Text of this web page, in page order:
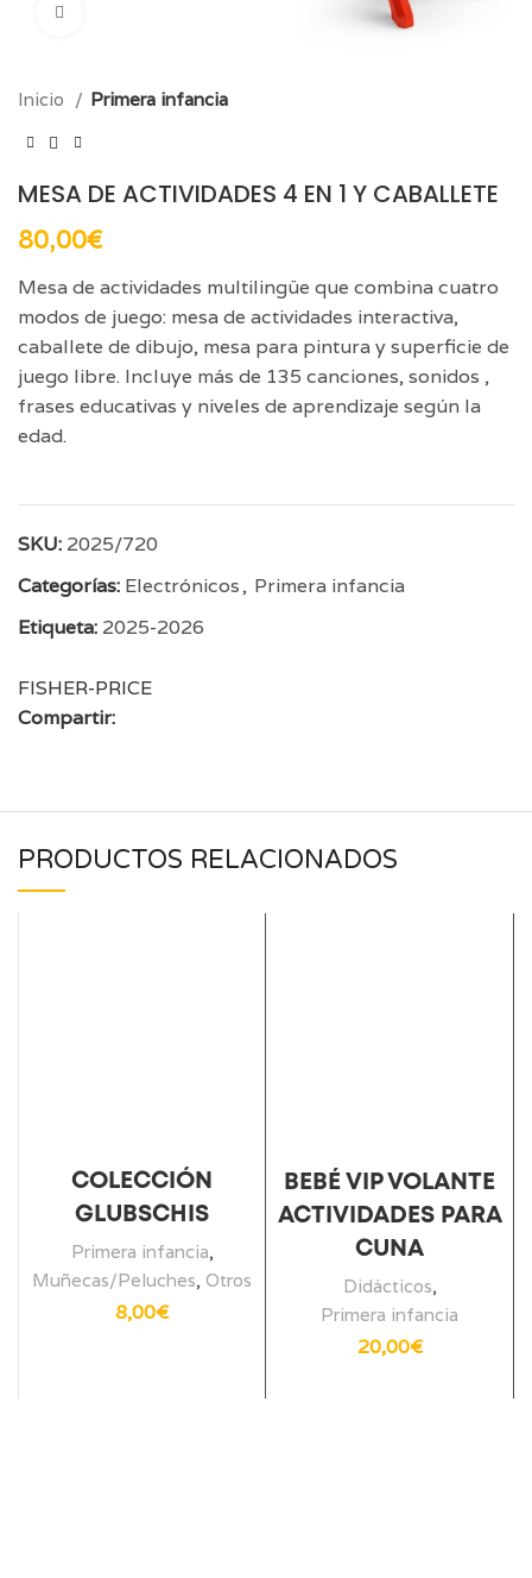
Inicio Primera infancia
MESA DE ACTIVIDADES 4 EN 1 Y CABALLETE
80,00€
Mesa de actividades multilingüe que combina cuatro
modos de juego: mesa de actividades interactiva,
caballete de dibujo, mesa para pintura y superficie de
juego libre. Incluye más de 135 canciones, sonidos ,
frases educativas y niveles de aprendizaje según la
edad.
SKU: 2025/720
Categorías: Electrónicos, Primera infancia
Etiqueta: 2025-2026
FISHER-PRICE
Compartir:
PRODUCTOS RELACIONADOS
COLECCIÓN
GLUBSCHIS
Primera infancia,
Muñecas/Peluches, Otros
8,00€
BEBÉ VIP VOLANTE
ACTIVIDADES PARA
CUNA
Didácticos,
Primera infancia
20,00€